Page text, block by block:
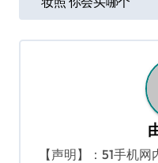
导
【声明】：51手机